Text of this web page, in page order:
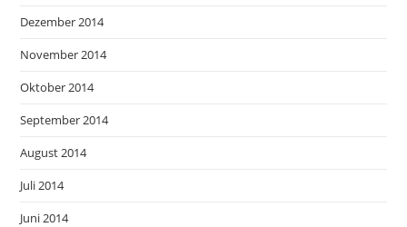
Dezember 2014
November 2014
Oktober 2014
September 2014
August 2014
Juli 2014
Juni 2014